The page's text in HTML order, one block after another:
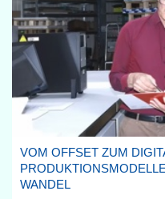
VOM OFFSET ZUM
WANDEL